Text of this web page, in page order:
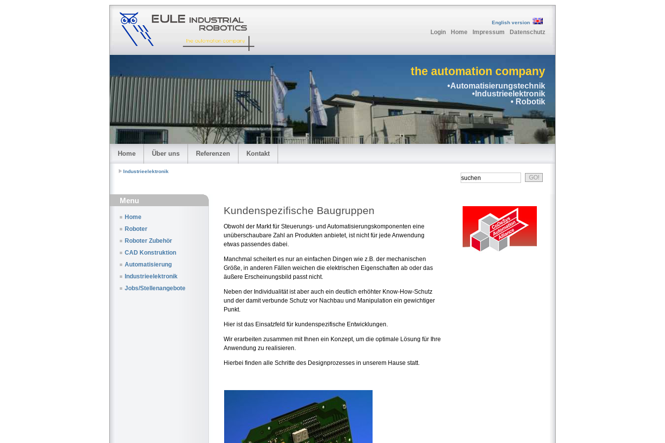
English version
Login Home Impressum Datenschutz
the automation company
•Automatisierungstechnik
•Industrieelektronik
• Robotik
Home Über uns Referenzen Kontakt
Industrieelektronik
Menu
Home
Roboter
Roboter Zubehör
CAD Konstruktion
Automatisierung
Industrieelektronik
Jobs/Stellenangebote
Kundenspezifische Baugruppen
Obwohl der Markt für Steuerungs- und Automatisierungskomponenten eine
unüberschaubare Zahl an Produkten anbietet, ist nicht für jede Anwendung
etwas passendes dabei.
Manchmal scheitert es nur an einfachen Dingen wie z.B. der mechanischen
Größe, in anderen Fällen weichen die elektrischen Eigenschaften ab oder das
äußere Erscheinungsbild passt nicht.
Neben der Individualität ist aber auch ein deutlich erhöhter Know-How-Schutz
und der damit verbunde Schutz vor Nachbau und Manipulation ein gewichtiger
Punkt.
Hier ist das Einsatzfeld für kundenspezifische Entwicklungen.
Wir erarbeiten zusammen mit Ihnen ein Konzept, um die optimale Lösung für Ihre
Anwendung zu realisieren.
Hierbei finden alle Schritte des Designprozesses in unserem Hause statt.